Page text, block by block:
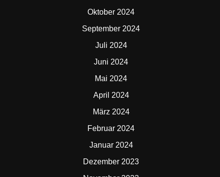
Oktober 2024
September 2024
Juli 2024
Juni 2024
Mai 2024
April 2024
März 2024
Februar 2024
Januar 2024
Dezember 2023